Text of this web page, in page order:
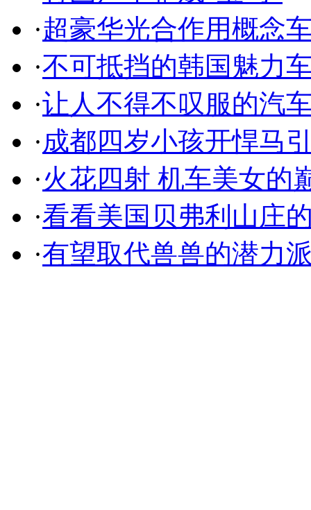
·超豪华光合作用概念
·不可抵挡的韩国魅力
·让人不得不叹服的汽
·成都四岁小孩开悍马
·火花四射 机车美女的
·看看美国贝弗利山庄
·有望取代兽兽的潜力